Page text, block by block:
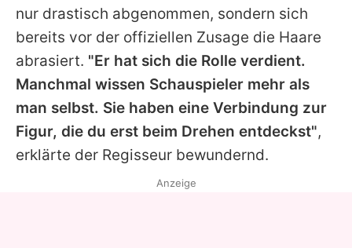
nur drastisch abgenommen, sondern sich
bereits vor der offiziellen Zusage die Haare
abrasiert. "Er hat sich die Rolle verdient.
Manchmal wissen Schauspieler mehr als
man selbst. Sie haben eine Verbindung zur
Figur, die du erst beim Drehen entdeckst",
erklärte der Regisseur bewundernd.
Anzeige